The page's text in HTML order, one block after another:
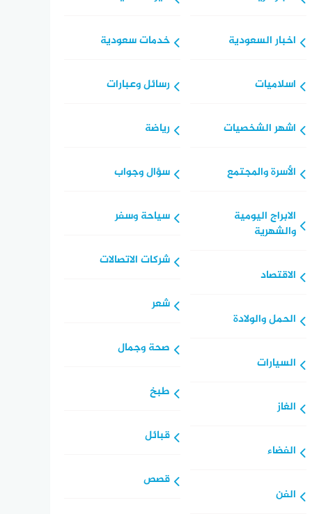
اخبار السعودية
اسلاميات
اشهر الشخصيات
الأسرة والمجتمع
الابراج اليومية
والشهرية
الاقتصاد
الحمل والولادة
السيارات
الغاز
الفضاء
الفن
خدمات سعودية
رسائل وعبارات
رياضة
سؤال وجواب
سياحة وسفر
شركات الاتصالات
شعر
صحة وجمال
طبخ
قبائل
قصص